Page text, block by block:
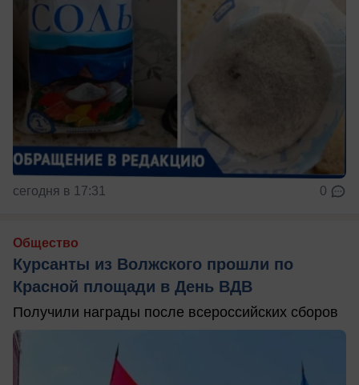
сегодня в 17:31 0
Общество
Курсанты из Волжского прошли по
Красной площади в День ВДВ
Получили награды после всероссийских сборов